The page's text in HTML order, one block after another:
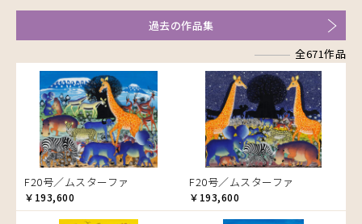
朝焼け
家
イノシシ
イボイノシシ
イルカ
インパラ
うさぎ
お祭り
音楽
～￥10,000
￥30,001～40,000
￥40,001～60,000
￥60,001～80,000
￥80,001～100,000
￥100,001～
Artist
ア行
アウスィー
アキリ
アグネス
アジャバ
アダム
アダムス
アパイ
カ行
カケパ
カッシム
ガヨ
カンビリ
ゴッドフレイ
コルンバ
サ行
サイディ
ザチ
サビティ
サランゲ
サンデイ
タ行
チャド
チャリンダ
チワヤ
ドゥケ
ナ行
ナココ
ハ行
ハッサーニ
ベッカー
マ行
マウラーナ
ヤ行
Size
F3号
F4号
F8号
F12号
F20号
規格外S
規格外M
規格外L
Frame
木枠張り／パネル
アートフレーム
過去の作品集
全671作品
F20号／ムスターファ
￥193,600
F20号／ムスターファ
￥193,600